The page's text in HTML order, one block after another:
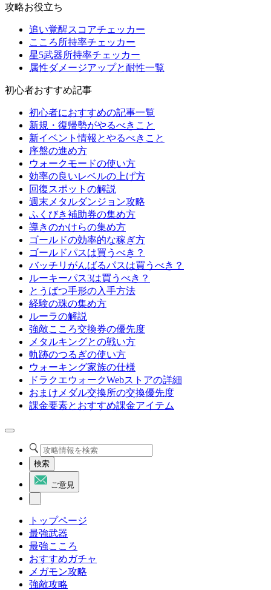
攻略お役立ち
追い覚醒スコアチェッカー
こころ所持率チェッカー
星5武器所持率チェッカー
属性ダメージアップと耐性一覧
初心者おすすめ記事
初心者におすすめの記事一覧
新規・復帰勢がやるべきこと
新イベント情報とやるべきこと
序盤の進め方
ウォークモードの使い方
効率の良いレベルの上げ方
回復スポットの解説
週末メタルダンジョン攻略
ふくびき補助券の集め方
導きのかけらの集め方
ゴールドの効率的な稼ぎ方
ゴールドパスは買うべき？
バッチリがんばるパスは買うべき？
ルーキーパス3は買うべき？
とうばつ手形の入手方法
経験の珠の集め方
ルーラの解説
強敵こころ交換券の優先度
メタルキングとの戦い方
軌跡のつるぎの使い方
ウォーキング家族の仕様
ドラクエウォークWebストアの詳細
おまけメダル交換所の交換優先度
課金要素とおすすめ課金アイテム
検索
ご意見
トップページ
最強武器
最強こころ
おすすめガチャ
メガモン攻略
強敵攻略